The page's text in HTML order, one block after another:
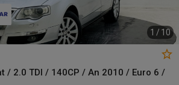
1 / 10
/ 2.0 TDI / 140CP / An 2010 / Euro 6 /